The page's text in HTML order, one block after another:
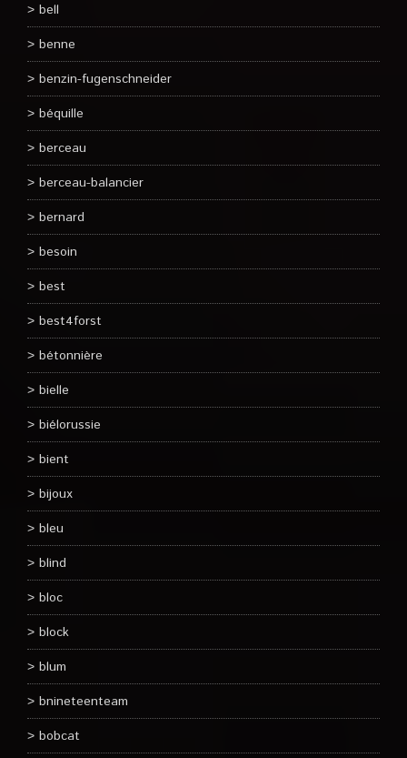
bell
benne
benzin-fugenschneider
béquille
berceau
berceau-balancier
bernard
besoin
best
best4forst
bétonnière
bielle
biélorussie
bient
bijoux
bleu
blind
bloc
block
blum
bnineteenteam
bobcat